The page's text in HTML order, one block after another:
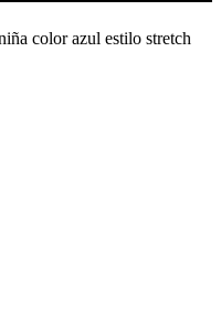
color azul estilo stretch